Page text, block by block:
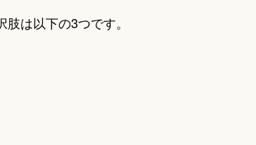
は以下の3つです。